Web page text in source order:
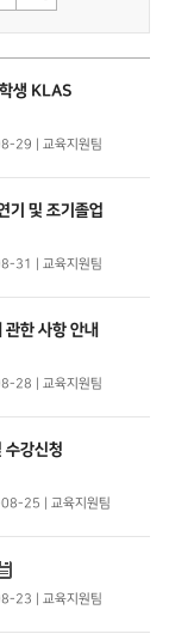
생 KLAS
29 | 교육지원팀
및 조기졸업
31 | 교육지원팀
한 사항 안내
28 | 교육지원팀
강신청
25 | 교육지원팀
23 | 교육지원팀